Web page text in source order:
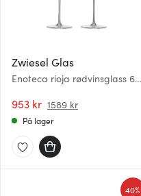
Zwiesel Glas
Enoteca rioja rødvinsglass 69
953 kr 1589 kr
På lager
40%